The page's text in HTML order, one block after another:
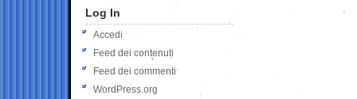
Log In
Accedi
Feed dei contenuti
Feed dei commenti
WordPress.org